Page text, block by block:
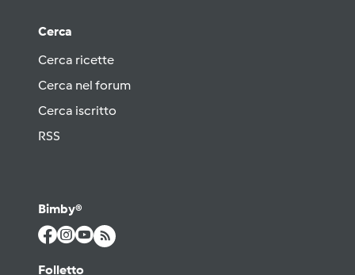
Cerca
Cerca ricette
Cerca nel forum
Cerca iscritto
RSS
Bimby®
Folletto